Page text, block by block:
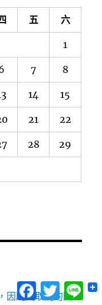
五 六
1
7 8
14 15
21 22
28 29
因颱風取消的因
Facebook
Twitter